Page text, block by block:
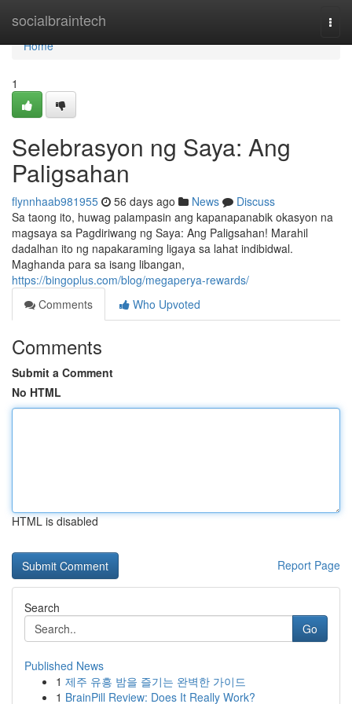
socialbraintech
Home
Home
1
Selebrasyon ng Saya: Ang
Paligsahan
flynnhaab981955 56 days ago News
Discuss
Sa taong ito, huwag palampasin ang kapanapanabik okasyon na
magsaya sa Pagdiriwang ng Saya: Ang Paligsahan! Marahil
dadalhan ito ng napakaraming ligaya sa lahat indibidwal.
Maghanda para sa isang libangan,
https://bingoplus.com/blog/megaperya-rewards/
Comments
Who Upvoted
Comments
Submit a Comment
No HTML
HTML is disabled
Report Page
Search
Go
Published News
1 제주 유흥 밤을 즐기는 완벽한 가이드
1 BrainPill Review: Does It Really Work?